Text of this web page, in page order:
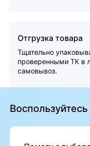
Отгрузка товара
Тщательно
проверенными ТК в
самовывоз.